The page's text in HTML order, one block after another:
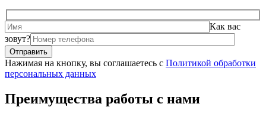
Как вас
зовут?
Нажимая на кнопку, вы соглашаетесь с Политикой обработки
персональных данных
Преимущества работы с нами